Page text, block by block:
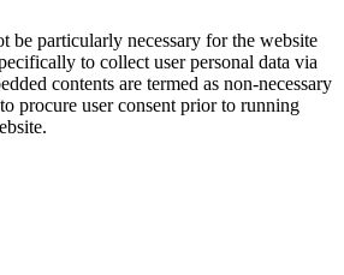
be particularly necessary for the website
to collect user personal data via
contents are termed as non-necessary
procure user consent prior to running